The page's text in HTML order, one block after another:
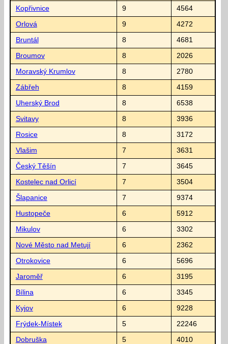
Kopřivnice 9 4564
Orlová 9 4272
Bruntál 8 4681
Broumov 8 2026
Moravský Krumlov 8 2780
Zábřeh 8 4159
Uherský Brod 8 6538
Svitavy 8 3936
Rosice 8 3172
Vlašim 7 3631
Český Těšín 7 3645
Kostelec nad Orlicí 7 3504
Šlapanice 7 9374
Hustopeče 6 5912
Mikulov 6 3302
Nové Město nad Metují 6 2362
Otrokovice 6 5696
Jaroměř 6 3195
Bílina 6 3345
Kyjov 6 9228
Frýdek-Místek 5 22246
Dobruška 5 4010